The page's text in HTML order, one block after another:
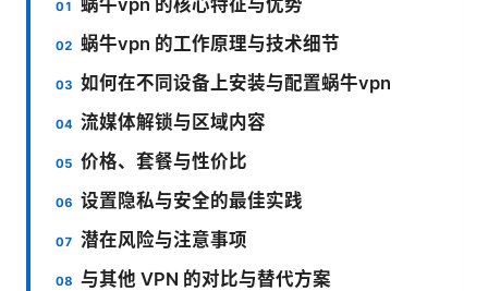
蜗牛vpn 的工作原理与技术细节
如何在不同设备上安装与配置蜗牛vpn
流媒体解锁与区域内容
价格、套餐与性价比
设置隐私与安全的最佳实践
潜在风险与注意事项
与其他 VPN 的对比与替代方案